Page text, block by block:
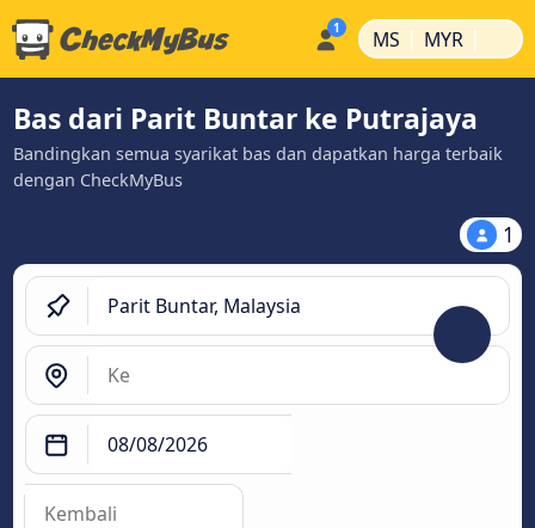
MS | MYR |
Bas dari Parit Buntar ke Putrajaya
Bandingkan semua syarikat bas dan dapatkan harga terbaik
dengan CheckMyBus
1